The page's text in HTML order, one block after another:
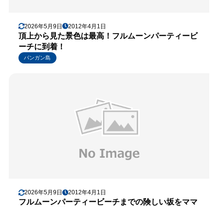
2026年5月9日 2012年4月1日
頂上から見た景色は最高！フルムーンパーティービ
ーチに到着！
パンガン島
2026年5月9日 2012年4月1日
フルムーンパーティービーチまでの険しい坂をママ